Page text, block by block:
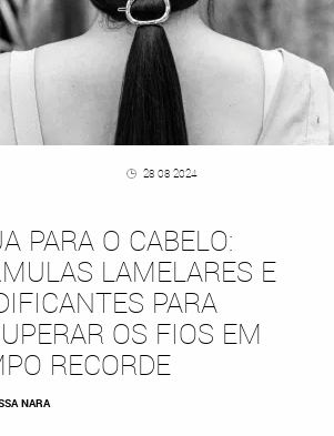
28 08 2024
PARA O CABELO:
LAMELARES E
PARA
OS FIOS EM
RECORDE
NARA